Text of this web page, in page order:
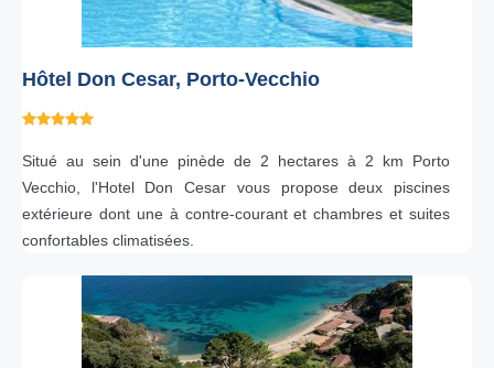
Hôtel Don Cesar, Porto-Vecchio
Situé au sein d'une pinède de 2 hectares à 2 km Porto
Vecchio, l'Hotel Don Cesar vous propose deux piscines
extérieure dont une à contre-courant et chambres et suites
confortables climatisées.